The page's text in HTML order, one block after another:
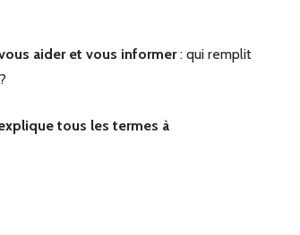
aider et vous informer: qui remplit
tous les termes à